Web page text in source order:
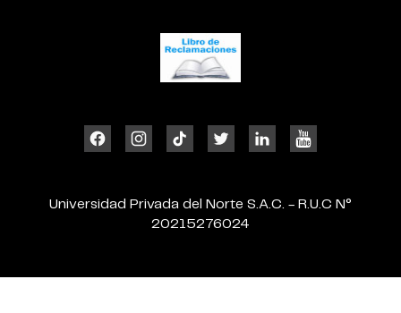
Universidad Privada del Norte S.A.C. - R.U.C N°
20215276024